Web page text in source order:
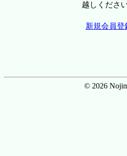
越しください
新規会員登
© 2026